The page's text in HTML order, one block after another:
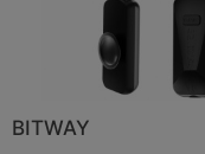
BITWAY